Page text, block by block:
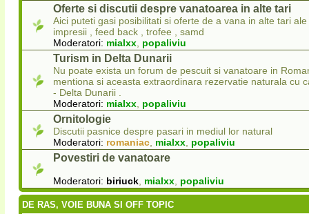
Oferte si discutii despre vanatoarea in alte tari
Aici puteti gasi posibilitati si oferte de a vana in alte tari
impresii , feed back , trofee , samd
Moderatori: mialxx, popaliviu
Turism in Delta Dunarii
Nu poate exista un forum de pescuit si vanatoare in
mentiona si aceasta extraordinara rezervatie naturala cu
- Delta Dunarii .
Moderatori: mialxx, popaliviu
Ornitologie
Discutii pasnice despre pasari in mediul lor natural
Moderatori: romaniac, mialxx, popaliviu
Povestiri de vanatoare
Moderatori: biriuck, mialxx, popaliviu
DE RAS, VOIE BUNA SI OFF TOPIC